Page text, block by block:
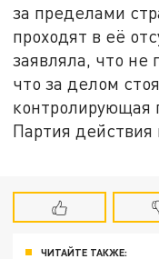
за пределами
проходят в её
заявляла, что не
что за делом
контролирующая
Партия действия
ЧИТАЙТЕ ТАКЖЕ: